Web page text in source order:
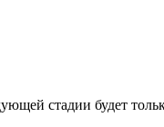
стадии будет